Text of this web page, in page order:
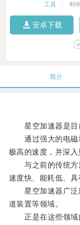
工具 时
安卓下载
简介
星空加速器是目
通过强大的电磁
极高的速度，并深入
与之前的传统方
速度快、能耗低、具
星空加速器广泛
道装置等领域。
正是在这些领域